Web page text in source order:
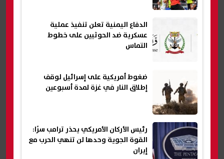
الدفاع اليمنية تعلن تنفيذ عملية
عسكرية ضد الحوثيين على خطوط
التماس
ضغوط أمريكية على إسرائيل لوقف
إطلاق النار في غزة لمدة أسبوعين
رئيس الأركان الأمريكي يحذر ترامب سرًا:
القوة الجوية وحدها لن تنهي الحرب مع
إيران